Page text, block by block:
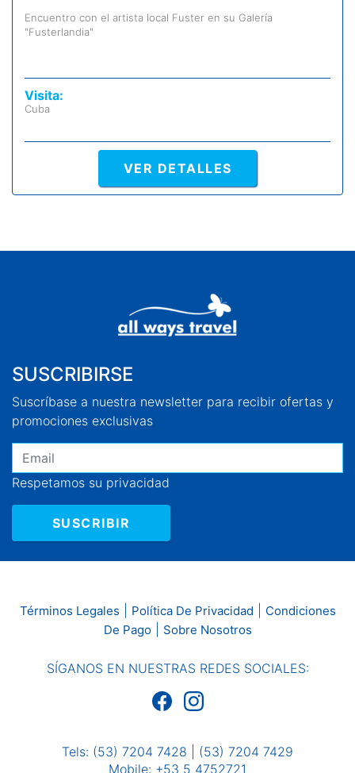
Encuentro con el artista local Fuster en su Galería
"Fusterlandia"
Visita:
Cuba
VER DETALLES
SUSCRIBIRSE
Suscríbase a nuestra newsletter para recibir ofertas y
promociones exclusivas
Respetamos su privacidad
SUSCRIBIR
Términos Legales Política De Privacidad
Condiciones
De Pago| Sobre Nosotros
SÍGANOS EN NUESTRAS REDES SOCIALES:
Tels: (53) 7204 7428 | (53) 7204 7429
Mobile: +53 5 4752721